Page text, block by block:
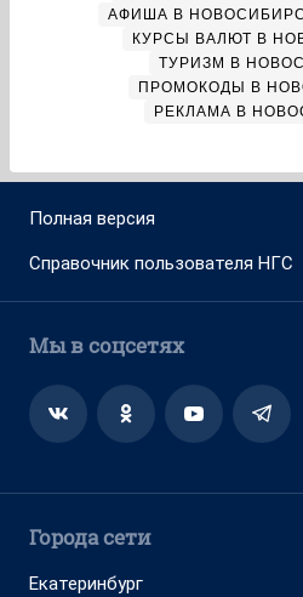
АФИША В
КУРСЫ ВАЛЮТ В
ТУРИЗМ В
ПРОМОКОДЫ В
РЕКЛАМА В
Полная версия
Справочник пользователя НГС
Мы в соцсетях
Города сети
Екатеринбург